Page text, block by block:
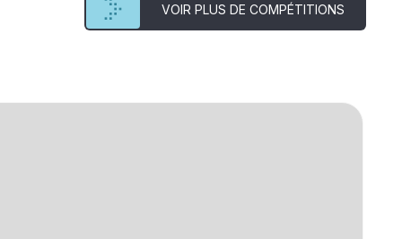
VOIR PLUS DE COMPÉTITIONS